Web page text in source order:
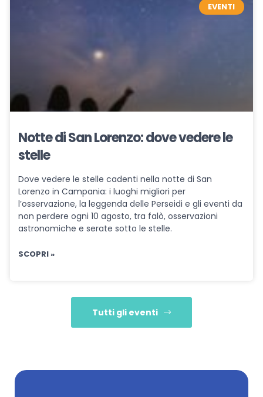
EVENTI
Notte di San Lorenzo: dove vedere le
stelle
Dove vedere le stelle cadenti nella notte di San
Lorenzo in Campania: i luoghi migliori per
l’osservazione, la leggenda delle Perseidi e gli eventi da
non perdere ogni 10 agosto, tra falò, osservazioni
astronomiche e serate sotto le stelle.
SCOPRI »
Tutti gli eventi